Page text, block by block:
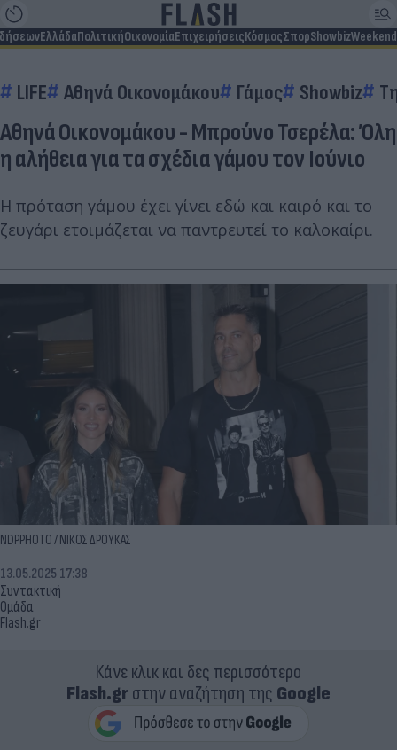
ΕλλάδαΠολιτικήΟικονομίαΕπιχειρήσειςΚόσμοςΣπορShowbizWeekend
LIFE Αθηνά Οικονομάκου Γάμος Showbiz
Αθηνά Οικονομάκου - Μπρούνο Τσερέλα: Όλη
η αλήθεια για τα σχέδια γάμου τον Ιούνιο
Η πρόταση γάμου έχει γίνει εδώ και καιρό και το
ζευγάρι ετοιμάζεται να παντρευτεί το καλοκαίρι.
NDPPHOTO / ΝΙΚΟΣ ΔΡΟΥΚΑΣ
Συντακτική
Ομάδα
Flash.gr
13.05.2025 17:38
Κάνε κλικ και δες περισσότερο
Flash.grστην αναζήτηση της Google